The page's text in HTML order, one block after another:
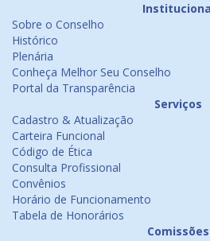
Sobre o Conselho
Histórico
Plenária
Conheça Melhor Seu Conselho
Portal da Transparência
Serviços
Cadastro & Atualização
Carteira Funcional
Código de Ética
Consulta Profissional
Convênios
Horário de Funcionamento
Tabela de Honorários
Comissões